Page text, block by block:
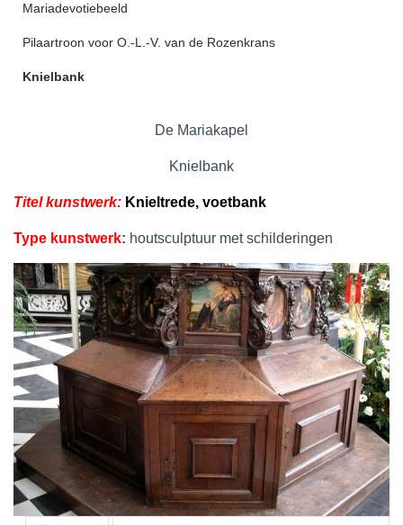
Mariadevotiebeeld
Pilaartroon voor O.-L.-V. van de Rozenkrans
Knielbank
De Mariakapel
Knielbank
Titel kunstwerk: Knieltrede, voetbank
Type kunstwerk: houtsculptuur met schilderingen